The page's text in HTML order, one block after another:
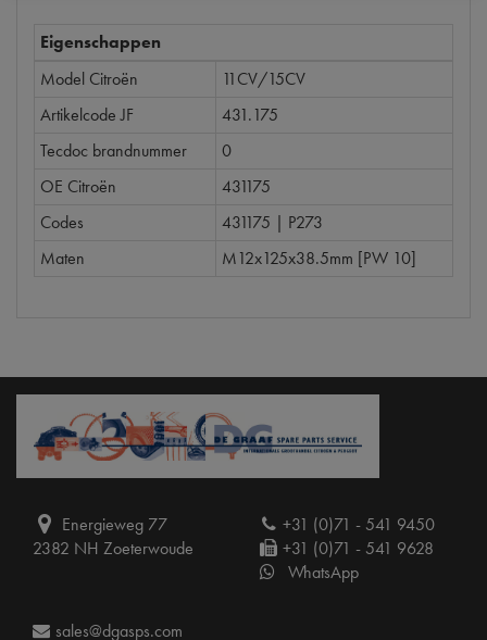
Eigenschappen
Model Citroën
11CV/15CV
Artikelcode JF
431.175
Tecdoc brandnummer
0
OE Citroën
431175
Codes
431175 | P273
Maten
M12x125x38.5mm [PW 10]
Energieweg 77
2382 NH Zoeterwoude
+31 (0)71 - 541 9450
+31 (0)71 - 541 9628
WhatsApp
sales@dgasps.com